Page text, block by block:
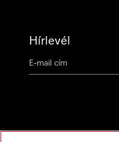
Hírlevél